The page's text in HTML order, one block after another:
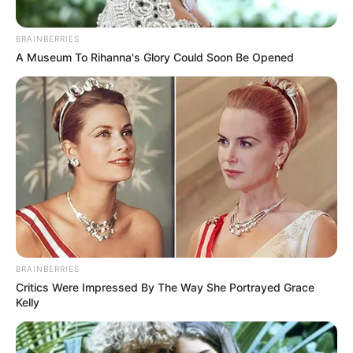
dem Auto zu erreichende Berggaststätte.
Informationen unterde.wikipedia.org/wiki/Wunnenst
ein.
Heuchelberger Warte - Oberhalb von Schwaigern
und Leingarten befindet sich der Höhenzug des
Heuchelbergs. Hier steht bereits seit 1483 ein
Wachturm, die Heuchelberger Warte, von dem aus
das gesamte Umland überblickt werden kann. Heute
dient das Bauwerk als Aussichtsturm. Zu dem
beliebten Ausflugsziel gehört auch eine Gaststätte
mit Biergarten. Informationen unter de.wikipedia.org/
wiki/Heuchelberger Warte
Burgruine Weibertreu in Weinsberg - Schon von
einem auffälligen Weinberg stehende Burg ins
existiert besitzt sie noch ein imposantes Aussehen.
BRAINBERRIES
A Museum To Rihanna's Glory Could Soon Be Opened
BRAINBERRIES
Critics Were Impressed By The Way She Portrayed Grace
Kelly